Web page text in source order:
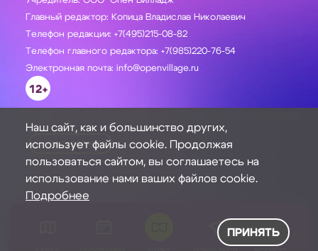
Главный редактор: Копица Владислав Николаевич
Телефон редакции: +7(495)215-08-82
Телефон главного редактора: +7(985)220-76-54
Электронная почта: info@openvillage.ru
12+
ЗАДАТЬ ВОПРОС
Наш сайт, как и большинство других,
использует файлы cookie. Продолжая
пользоваться сайтом, вы соглашаетесь на
использование нами ваших файлов cookie.
Подробнее
ПРИНЯТЬ